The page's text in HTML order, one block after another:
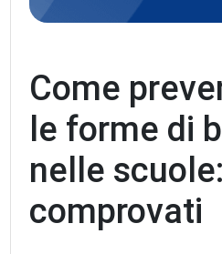
Come
le forme di
nelle
comprovati